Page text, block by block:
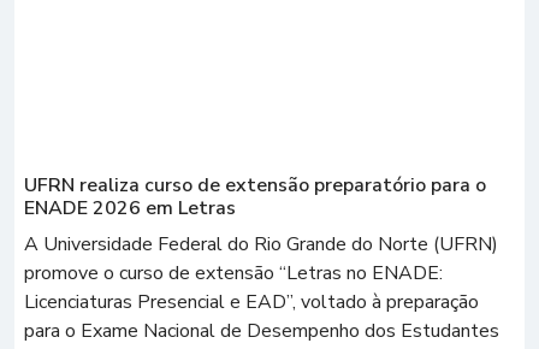
UFRN realiza curso de extensão preparatório para o
ENADE 2026 em Letras
A Universidade Federal do Rio Grande do Norte (UFRN)
promove o curso de extensão “Letras no ENADE:
Licenciaturas Presencial e EAD”, voltado à preparação
para o Exame Nacional de Desempenho dos Estudantes